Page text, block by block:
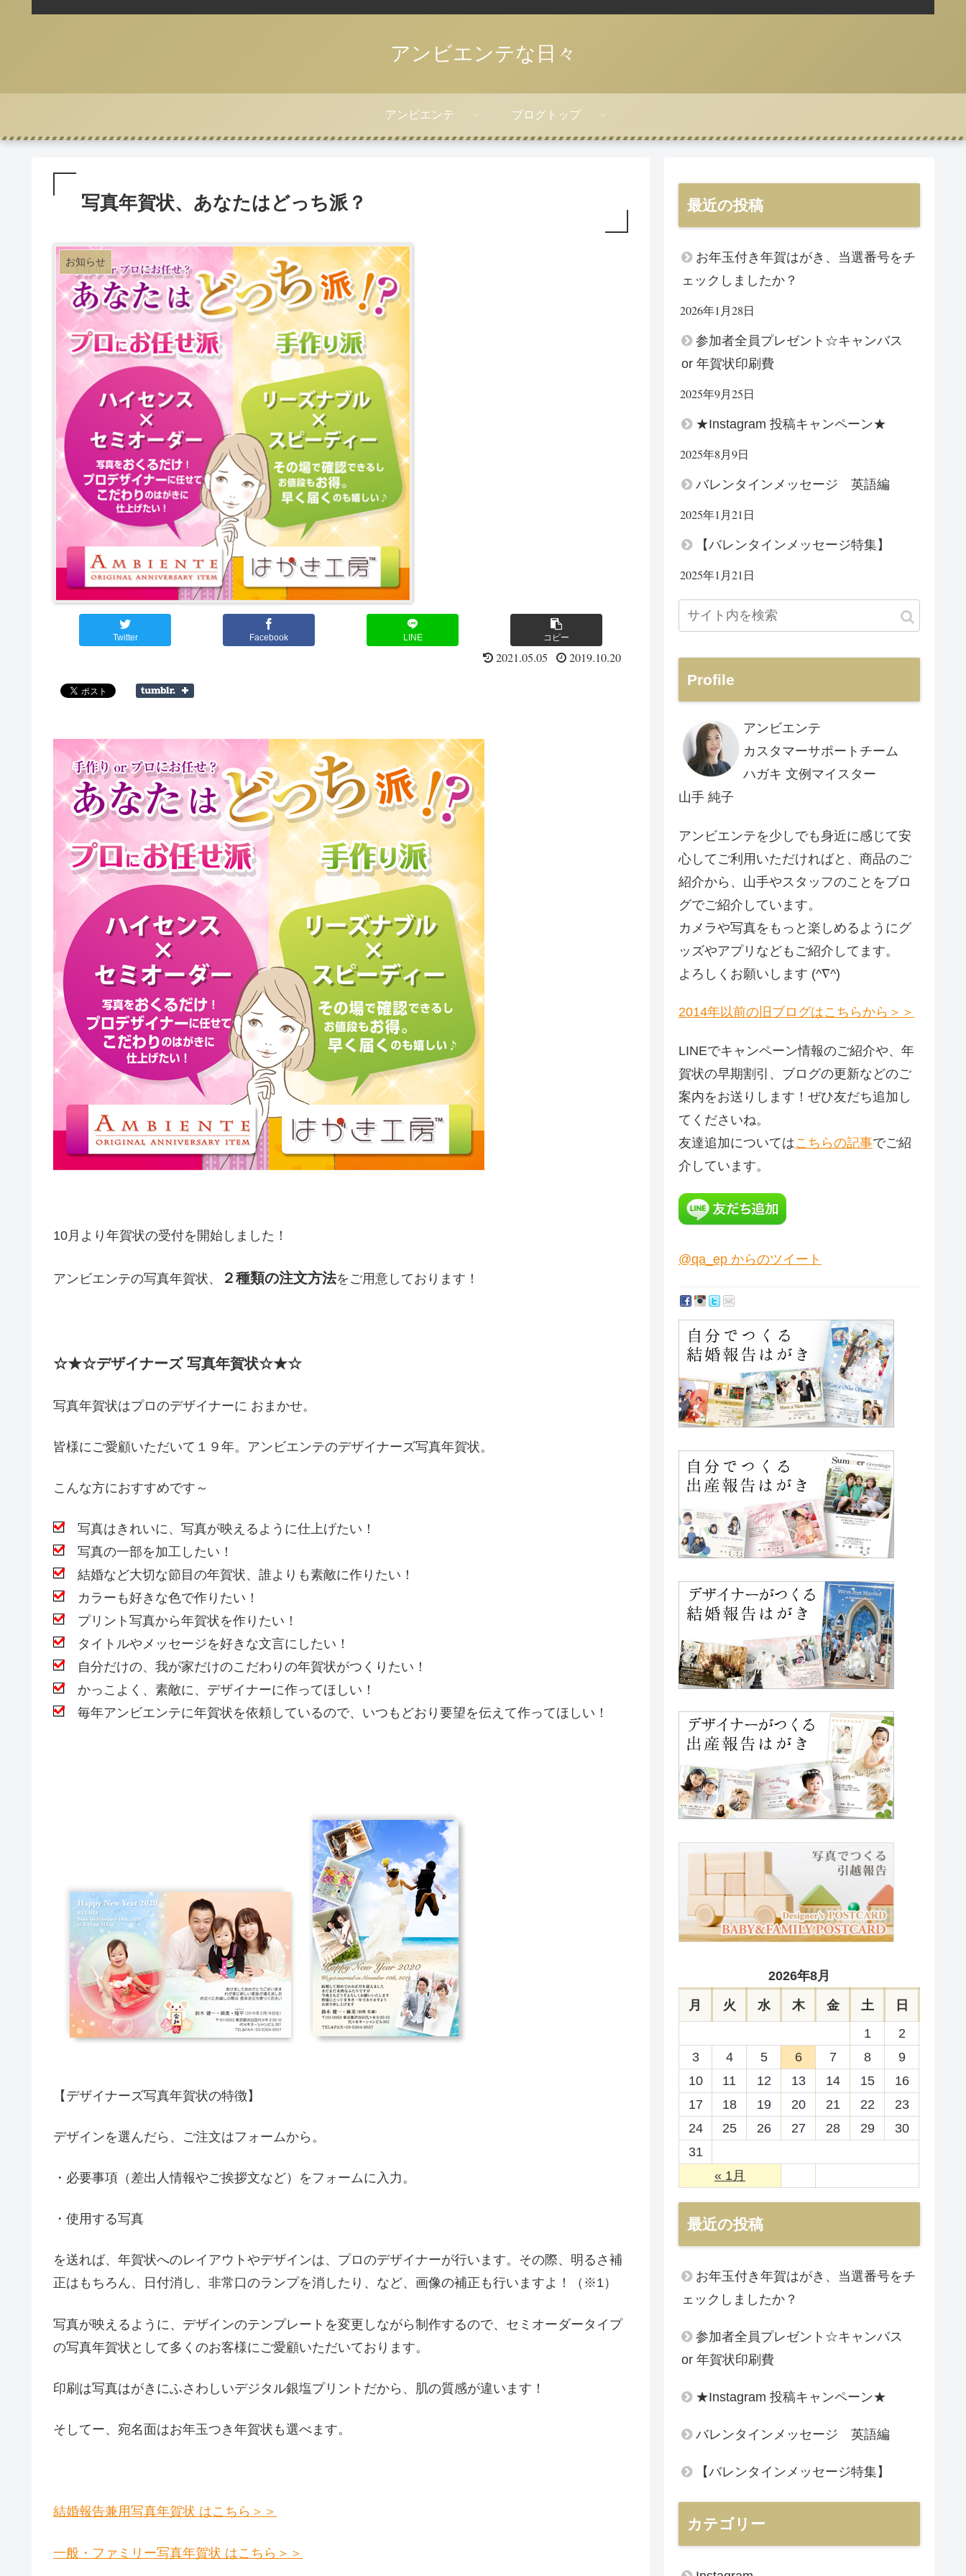
アンビエンテな日々
アンビエンテ ブログトップ
写真年賀状、あなたはどっち派？
お知らせ
Twitter Facebook LINE コピー
2021.05.05 2019.10.20
10月より年賀状の受付を開始しました！
アンビエンテの写真年賀状、 ２種類の注文方法をご用意しております！
☆★☆デザイナーズ 写真年賀状☆★☆
写真年賀状はプロのデザイナーに おまかせ。
皆様にご愛顧いただいて１９年。アンビエンテのデザイナーズ写真年賀状。
こんな方におすすめです～
写真はきれいに、写真が映えるように仕上げたい！
写真の一部を加工したい！
結婚など大切な節目の年賀状、誰よりも素敵に作りたい！
カラーも好きな色で作りたい！
プリント写真から年賀状を作りたい！
タイトルやメッセージを好きな文言にしたい！
自分だけの、我が家だけのこだわりの年賀状がつくりたい！
かっこよく、素敵に、デザイナーに作ってほしい！
毎年アンビエンテに年賀状を依頼しているので、いつもどおり要望を伝えて作ってほしい！
【デザイナーズ写真年賀状の特徴】
デザインを選んだら、ご注文はフォームから。
・必要事項（差出人情報やご挨拶文など）をフォームに入力。
・使用する写真
を送れば、年賀状へのレイアウトやデザインは、プロのデザイナーが行います。その際、明るさ補
正はもちろん、日付消し、非常口のランプを消したり、など、画像の補正も行いますよ！（※1）
写真が映えるように、デザインのテンプレートを変更しながら制作するので、セミオーダータイプ
の写真年賀状として多くのお客様にご愛顧いただいております。
印刷は写真はがきにふさわしいデジタル銀塩プリントだから、肌の質感が違います！
そしてー、宛名面はお年玉つき年賀状も選べます。
結婚報告兼用写真年賀状 はこちら＞＞
一般・ファミリー写真年賀状 はこちら＞＞
最近の投稿
お年玉付き年賀はがき、当選番号をチ
ェックしましたか？
2026年1月28日
参加者全員プレゼント☆キャンバス
or 年賀状印刷費
2025年9月25日
★Instagram 投稿キャンペーン★
2025年8月9日
バレンタインメッセージ 英語編
2025年1月21日
【バレンタインメッセージ特集】
2025年1月21日
Profile
アンビエンテ
カスタマーサポートチーム
ハガキ 文例マイスター
山手 純子
アンビエンテを少しでも身近に感じて安
心してご利用いただければと、商品のご
紹介から、山手やスタッフのことをブロ
グでご紹介しています。
カメラや写真をもっと楽しめるようにグ
ッズやアプリなどもご紹介してます。
よろしくお願いします (^∇^)
2014年以前の旧ブログはこちらから＞＞
LINEでキャンペーン情報のご紹介や、年
賀状の早期割引、ブログの更新などのご
案内をお送りします！ぜひ友だち追加し
てくださいね。
友達追加についてはこちらの記事でご紹
介しています。
@qa_ep からのツイート
2026年8月
月 火 水 木 金 土 日
« 1月
1
2
3
4 5 6 7 8
9
10
11 12 13 14 15
16
17
18 19 20 21 22
23
24
25 26 27 28 29
30
31
最近の投稿
お年玉付き年賀はがき、当選番号をチ
ェックしましたか？
参加者全員プレゼント☆キャンバス
or 年賀状印刷費
★Instagram 投稿キャンペーン★
バレンタインメッセージ 英語編
【バレンタインメッセージ特集】
カテゴリー